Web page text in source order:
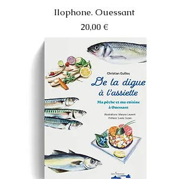
Ilophone. Ouessant
Prix
20,00 €